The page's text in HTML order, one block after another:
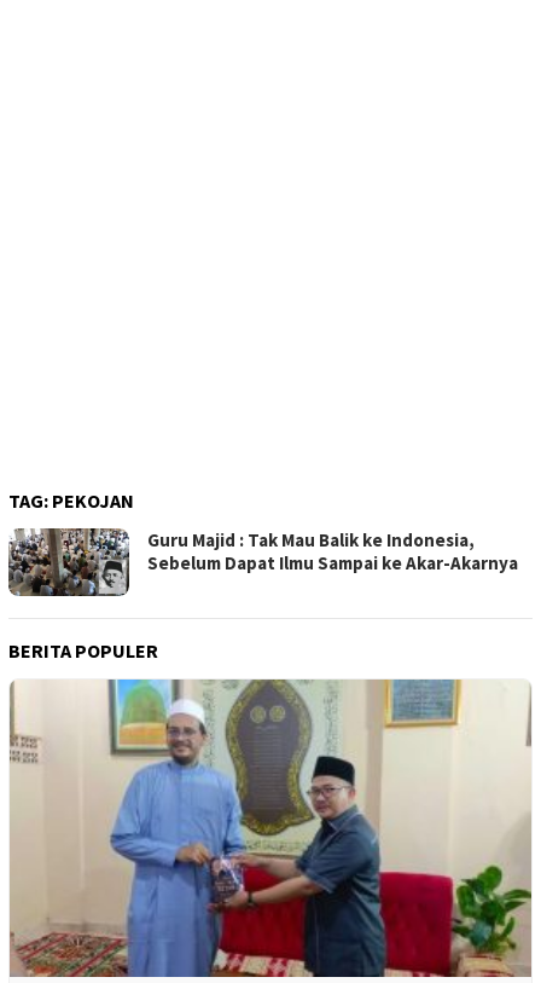
TAG: PEKOJAN
Guru Majid : Tak Mau Balik ke Indonesia,
Sebelum Dapat Ilmu Sampai ke Akar-Akarnya
BERITA POPULER